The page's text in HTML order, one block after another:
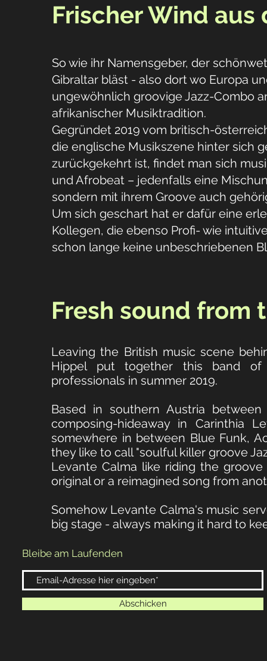
Frischer Wind aus
So wie ihr Namensgeber, der
Gibraltar bläst - also dort wo Europa
ungewöhnlich groovige Jazz-Combo
afrikanischer Musiktradition.
Gegründet 2019 vom britisch-
die englische Musikszene hinter sich
zurückgekehrt ist, findet man sich
und Afrobeat – jedenfalls eine
sondern mit ihrem Groove auch
Um sich geschart hat er dafür eine
Kollegen, die ebenso Profi- wie
schon lange keine unbeschriebenen
Fresh sound from
Leaving the British music scene
Hippel put together this band of
professionals in summer 2019.
Based in southern Austria
composing-hideaway in Carinthia
somewhere in between Blue Funk,
they like to call "soulful killer groove
Levante Calma like riding the
original or a reimagined song from
Somehow Levante Calma's music
big stage - always making it hard to
Bleibe am Laufenden
Abschicken